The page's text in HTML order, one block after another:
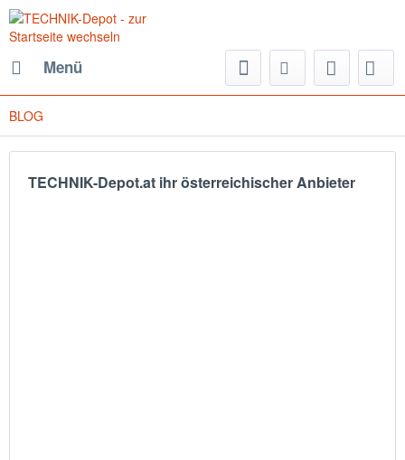
Menü
BLOG
TECHNIK-Depot.at ihr österreichischer Anbieter